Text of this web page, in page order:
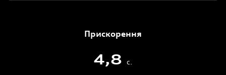
Прискорення
4,8 с.